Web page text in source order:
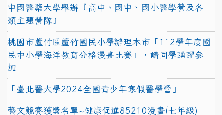
中國醫藥大學舉辦『高中、國中、國小醫學營及各
類主題營隊』
桃園市蘆竹區蘆竹國民小學辦理本市「112學年度國
民中小學海洋教育分格漫畫比賽」，請同學踴躍參
加
「臺北醫大學2024全國青少年寒假醫學營」
藝文競賽獲獎名單~健康促進85210漫畫(七年級)